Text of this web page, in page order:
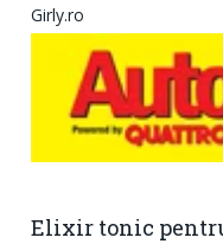
Girly.ro
Elixir tonic